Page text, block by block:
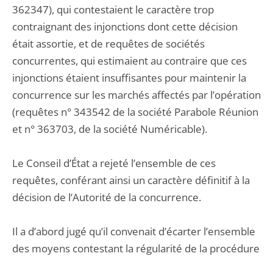
362347), qui contestaient le caractère trop
contraignant des injonctions dont cette décision
était assortie, et de requêtes de sociétés
concurrentes, qui estimaient au contraire que ces
injonctions étaient insuffisantes pour maintenir la
concurrence sur les marchés affectés par l’opération
(requêtes n° 343542 de la société Parabole Réunion
et n° 363703, de la société Numéricable).
Le Conseil d’État a rejeté l’ensemble de ces
requêtes, conférant ainsi un caractère définitif à la
décision de l’Autorité de la concurrence.
Il a d’abord jugé qu’il convenait d’écarter l’ensemble
des moyens contestant la régularité de la procédure